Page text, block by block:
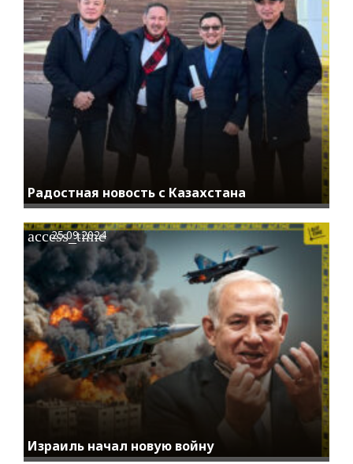
Радостная новость с Казахстана
Израиль начал новую войну
access_time
25.09.2024